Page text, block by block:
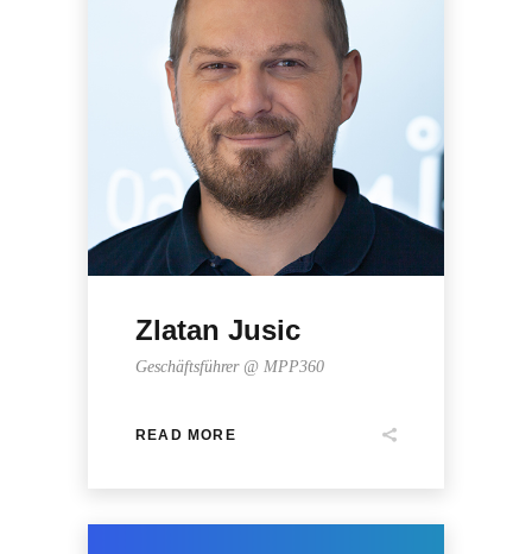
Zlatan Jusic
Geschäftsführer @ MPP360
READ MORE